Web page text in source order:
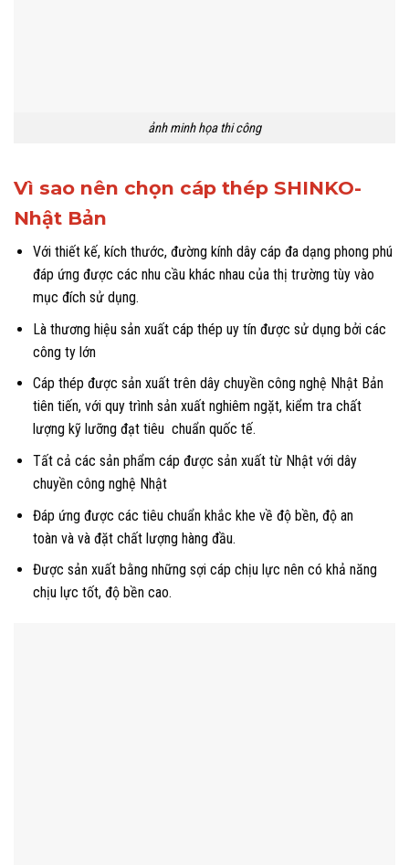
ảnh minh họa thi công
Vì sao nên chọn cáp thép SHINKO-
Nhật Bản
Với thiết kế, kích thước, đường kính dây cáp đa dạng phong phú
đáp ứng được các nhu cầu khác nhau của thị trường tùy vào
mục đích sử dụng.
Là thương hiệu sản xuất cáp thép uy tín được sử dụng bởi các
công ty lớn
Cáp thép được sản xuất trên dây chuyền công nghệ Nhật Bản
tiên tiến, với quy trình sản xuất nghiêm ngặt, kiểm tra chất
lượng kỹ lưỡng đạt tiêu chuẩn quốc tế.
Tất cả các sản phẩm cáp được sản xuất từ Nhật với dây
chuyền công nghệ Nhật
Đáp ứng được các tiêu chuẩn khắc khe về độ bền, độ an
toàn và và đặt chất lượng hàng đầu.
Được sản xuất bằng những sợi cáp chịu lực nên có khả năng
chịu lực tốt, độ bền cao.